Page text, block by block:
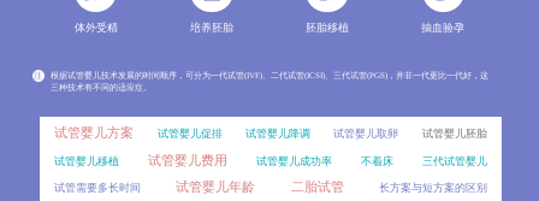
移植后出血是宫外孕吗？
2026-08
2026-08
人工授精一个周期做1次和做2次，成功率差别大吗？
很多准备做人工授精的患者都会问，一个周期内到底能做几次操作？周期次数的常规范围、影响因素，同时分
体外受精 培养胚胎 胚胎移植 抽血验孕
注
根据试管婴儿技术发展的时间顺序，可分为一代试管(IVF)、二代试管(ICSI)、三代试管(PGS)，并非一代更比一代好，这
三种技术有不同的适应症。
试管婴儿方案 试管婴儿促排 试管婴儿降调 试管婴儿取卵 试管婴儿胚胎
试管婴儿移植 试管婴儿费用 试管婴儿成功率 不着床 三代试管婴儿
试管需要多长时间 试管婴儿年龄 二胎试管 长方案与短方案的区别